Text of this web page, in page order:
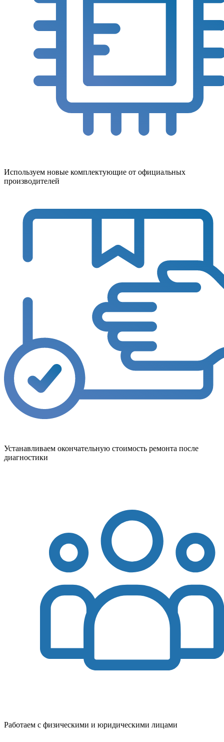
Используем новые комплектующие от официальных
производителей
Устанавливаем окончательную стоимость ремонта после
диагностики
Работаем с физическими и юридическими лицами